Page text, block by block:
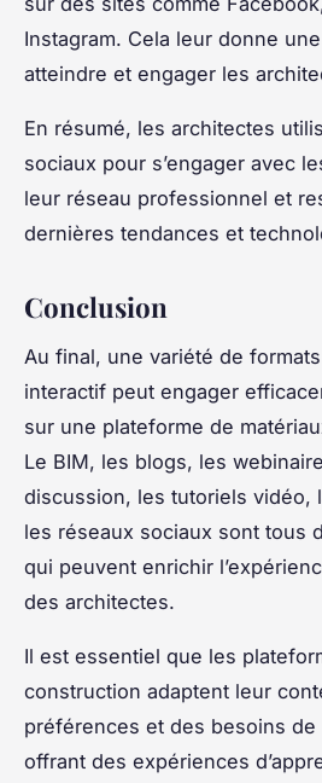
Instagram. Cela leur donne
atteindre et engager les
En résumé, les architectes
sociaux pour s’engager avec
leur réseau professionnel et
dernières tendances et
Conclusion
Au final, une variété de
interactif peut engager
sur une plateforme de
Le BIM, les blogs, les
discussion, les tutoriels vidéo,
les réseaux sociaux sont tous
qui peuvent enrichir
des architectes.
Il est essentiel que les
construction adaptent leur
préférences et des besoins
offrant des expériences